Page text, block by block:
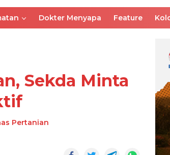
Dokter Menyapa Feature
Sekda Minta
Pertanian